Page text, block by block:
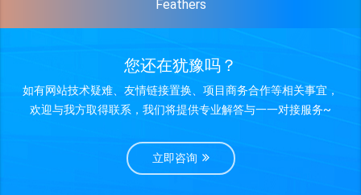
Feathers
您还在犹豫吗？
如有网站技术疑难、友情链接置换、项目商务合作等相关事宜，
欢迎与我方取得联系，我们将提供专业解答与一一对接服务~
立即咨询